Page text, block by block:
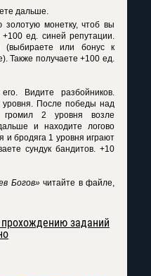
дальше.
золотую монетку, чтоб вы
ед. синей репутации.
или бонус к
Также получаете +100 ед.
Видите разбойников.
уровня. После победы над
2 уровня возле
и находите логово
и бродяга 1 уровня играют
сундук бандитов. +10
Богов»читайте в файле,
заданий